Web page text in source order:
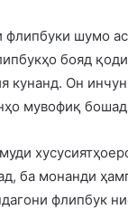
шумо
бояд
кунанд. Он
мувофиқ
ба монанди
флипбук